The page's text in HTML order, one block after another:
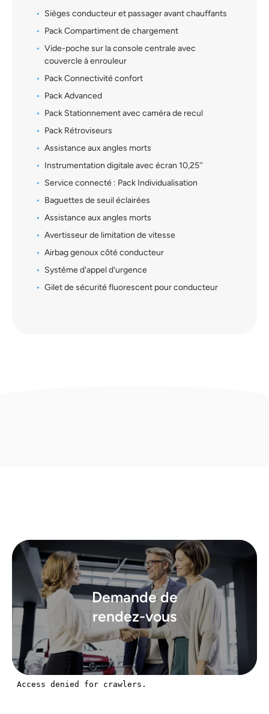
Sièges conducteur et passager avant chauffants
Pack Compartiment de chargement
Vide-poche sur la console centrale avec
couvercle à enrouleur
Pack Connectivité confort
Pack Advanced
Pack Stationnement avec caméra de recul
Pack Rétroviseurs
Assistance aux angles morts
Instrumentation digitale avec écran 10,25''
Service connecté : Pack Individualisation
Baguettes de seuil éclairées
Assistance aux angles morts
Avertisseur de limitation de vitesse
Airbag genoux côté conducteur
Système d'appel d'urgence
Gilet de sécurité fluorescent pour conducteur
Demande de
rendez-vous